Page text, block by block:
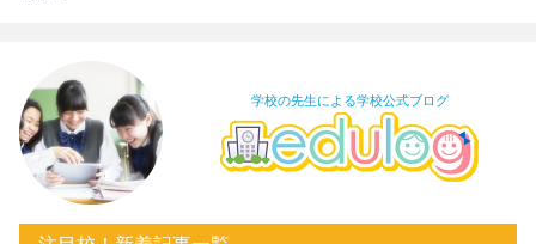
学校の先生による学校公式ブログ